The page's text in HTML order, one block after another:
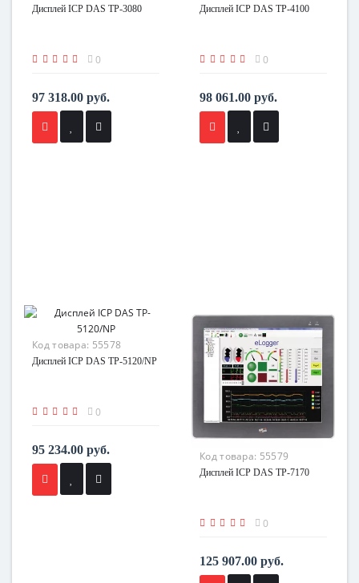
Дисплей ICP DAS TP-3080
0
97 318.00 руб.
Дисплей ICP DAS TP-4100
0
98 061.00 руб.
Код товара: 55578
Дисплей ICP DAS TP-5120/NP
0
95 234.00 руб. Код товара: 55579
Дисплей ICP DAS TP-7170
0
125 907.00 руб.